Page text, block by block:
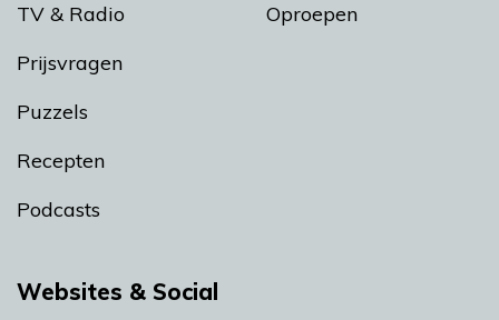
TV & Radio
Prijsvragen
Puzzels
Recepten
Podcasts
Oproepen
Websites & Social